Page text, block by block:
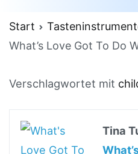
Start
What’s Love Got To Do
Verschlagwortet mit
Tina